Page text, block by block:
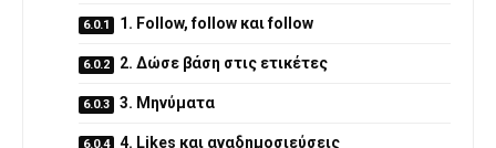
1. Follow, follow και follow
2. Δώσε βάση στις ετικέτες
3. Μηνύματα
4. Likes και αναδημοσιεύσεις